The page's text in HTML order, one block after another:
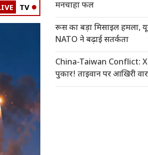
TV
मनचाहा फल
रूस का बड़ा मिसाइल हमला,
NATO ने बढ़ाई सतर्कता
China-Taiwan Conflict:
पुकार! ताइवान पर आखिरी